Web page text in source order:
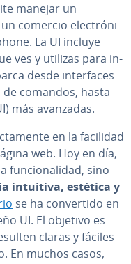
manejar un
comercio ele­c­tró­ni­
La UI incluye
ves y utilizas para in­
desde in­te­r­fa­ces
comandos, hasta
más avanzadas.
en la facilidad
web. Hoy en día,
fu­n­cio­na­li­dad, sino
intuitiva, estética y
se ha co­n­ve­r­ti­do en
UI. El objetivo es
claras y fáciles
En muchos casos,